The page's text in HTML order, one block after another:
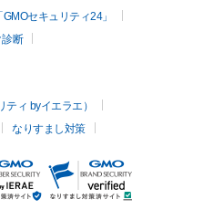
セキュリティ24」
断
ィ byイエラエ）
なりすまし対策